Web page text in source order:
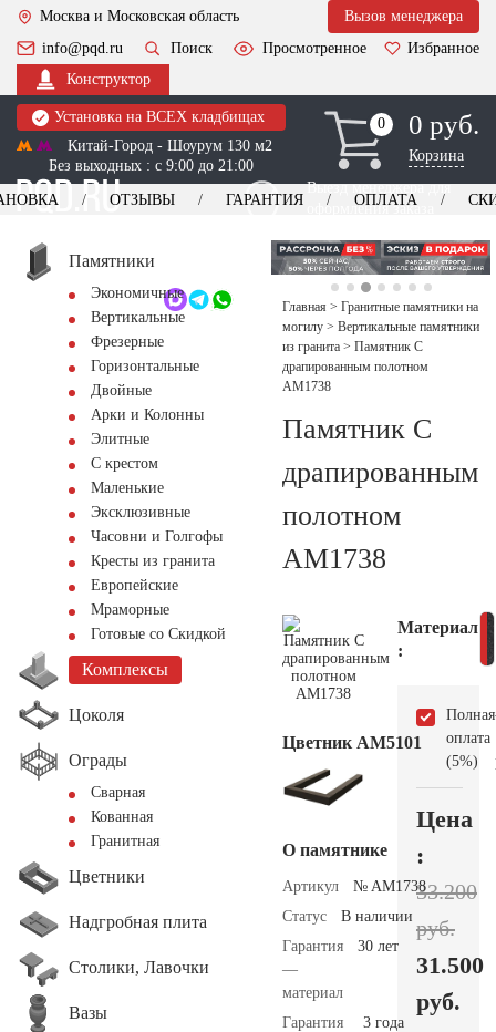
Москва и Московская область
Вызов менеджера
info@pqd.ru
Поиск Просмотренное
Избранное
Конструктор
Установка на ВСЕХ кладбищах
Китай-Город - Шоурум 130 м2
Без выходных : с 9:00 до 21:00
0
0 0 руб.
Корзина
Выезд менеджера для
оформления заказа
+7 (495) 518-44-23
Обратный звонок
ОТЗЫВЫ ГАРАНТИЯ ОПЛАТА
Памятники
Экономичные
Вертикальные
Фрезерные
Горизонтальные
Двойные
Арки и Колонны
Элитные
С крестом
Маленькие
Эксклюзивные
Часовни и Голгофы
Кресты из гранита
Европейские
Мраморные
Готовые со Скидкой
Комплексы
Цоколя
Ограды
Сварная
Кованная
Гранитная
Цветники
Надгробная плита
Столики, Лавочки
Вазы
Главная > Гранитные памятники на
могилу > Вертикальные памятники
из гранита > Памятник С
драпированным полотном
AM1738
Памятник С
драпированным
полотном
AM1738
Цветник АМ5101
О памятнике
Артикул
№ AM1738
Статус
В наличии
Гарантия
—
материал
30 лет
Гарантия
3 года
Материал
:
Полная
оплата
(5%)
Цена
:
33.200
руб.
31.500
руб.